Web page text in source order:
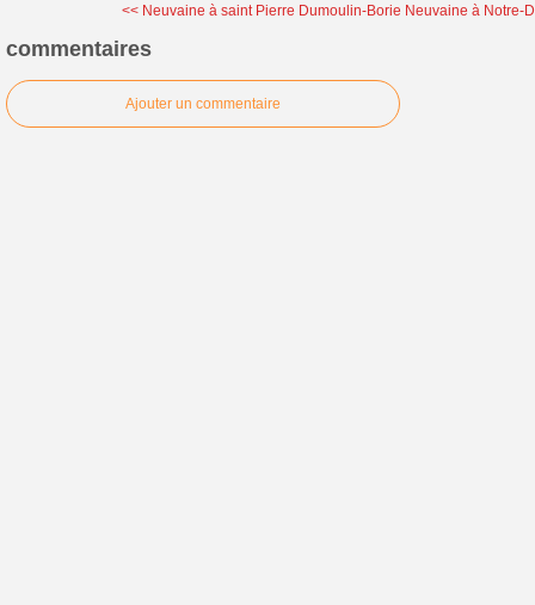
<< Neuvaine à saint Pierre Dumoulin-Borie Neuvaine à Notre-
commentaires
Ajouter un commentaire